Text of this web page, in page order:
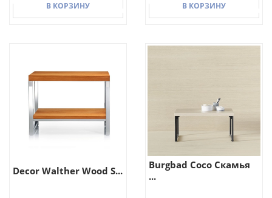
В КОРЗИНУ
В КОРЗИНУ
В КОРЗИНУ
Decor Walther Wood S...
Burgbad Coco Скамья
...